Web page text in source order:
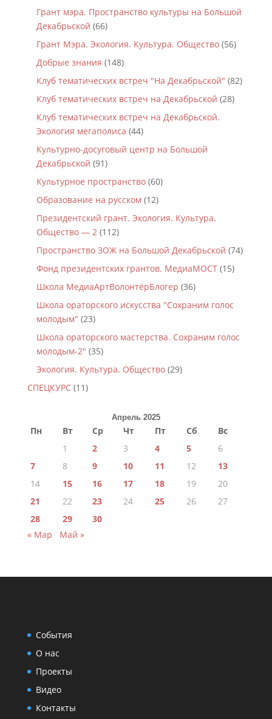
Грант мэра. Пространство культуры на Большой
Декабрьской (66)
Грант Мэра. Экология. Культура. Общество(56)
Добрые знания (148)
Клуб тематических встреч "На Декабрьской" (82)
Клуб тематических встреч на Декабрьской (28)
Клуб тематических встреч на Декабрьской.
Экология мегаполиса (44)
Культурно-досуговый центр на Большой
Декабрьской (91)
Культурное пространство(60)
Образование на русском (12)
Президентский грант. Экология. Культура.
Общество — 2(112)
Пространство ЗОЖ на Большой Декабрьской (74)
Фонд президентских грантов. МедиаМОСТ(15)
Школа МедиаАртВолонтёрБлогер (36)
Школа ораторского искусства "Сохраним голос
молодым" (23)
Школа ораторского мастерства. Сохраним голос
молодым-2" (35)
Экология. Культура. Общество(29)
СПЕЦКУРС(11)
Апрель 2025
Пн Вт Ср Чт Пт Сб
Вс
1
2 3 4 5
6
7
8 9 10 11 12
13
14
15 16 17 18 19
20
21
22 23 24 25 26
27
28
29
30
« Мар
Май »
События
О нас
Проекты
Видео
Контакты